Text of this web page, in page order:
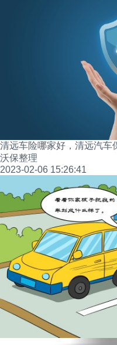
清远车险哪家好，清远汽车
沃保整理
2023-02-06 15:26:41